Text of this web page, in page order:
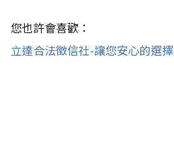
您也許會喜歡：
立達合法徵信社-讓您安心的選擇